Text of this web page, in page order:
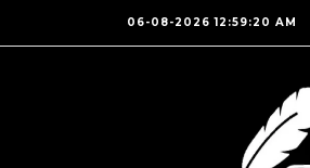
06-08-2026 12:59:20 AM